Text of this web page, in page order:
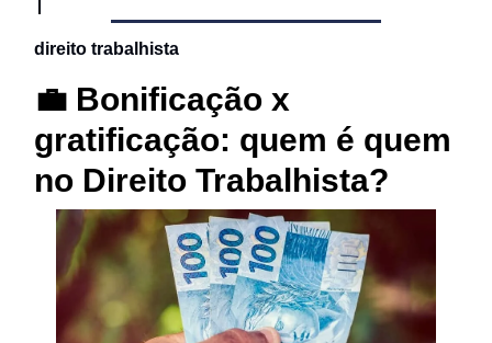
direito trabalhista
💼 Bonificação x
gratificação: quem é quem
no Direito Trabalhista?